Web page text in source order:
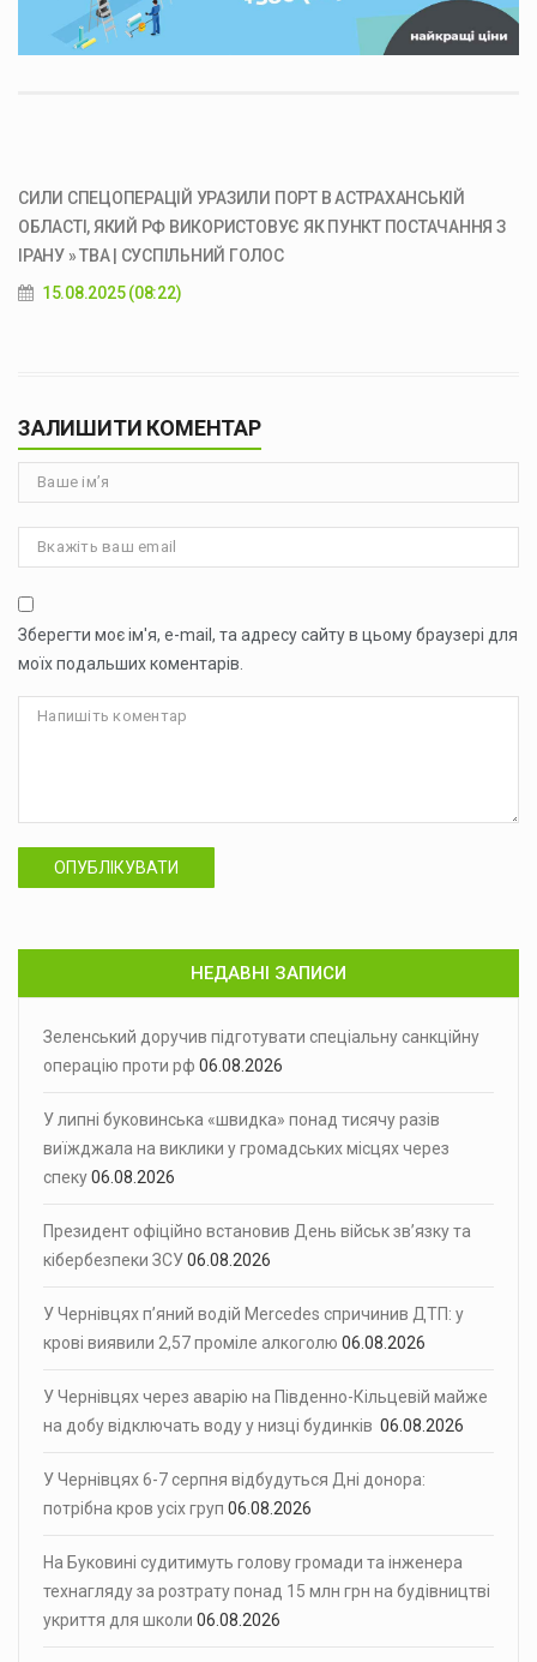
СИЛИ СПЕЦОПЕРАЦІЙ УРАЗИЛИ ПОРТ В АСТРАХАНСЬКІЙ
ОБЛАСТІ, ЯКИЙ РФ ВИКОРИСТОВУЄ ЯК ПУНКТ ПОСТАЧАННЯ З
ІРАНУ » ТВА | СУСПІЛЬНИЙ ГОЛОС
15.08.2025 (08:22)
ЗАЛИШИТИ КОМЕНТАР
Зберегти моє ім'я, e-mail, та адресу сайту в цьому браузері для
моїх подальших коментарів.
ОПУБЛІКУВАТИ
НЕДАВНІ ЗАПИСИ
Зеленський доручив підготувати спеціальну санкційну
операцію проти рф 06.08.2026
У липні буковинська «швидка» понад тисячу разів
виїжджала на виклики у громадських місцях через
спеку06.08.2026
Президент офіційно встановив День військ зв’язку та
кібербезпеки ЗСУ06.08.2026
У Чернівцях п’яний водій Mercedes спричинив ДТП: у
крові виявили 2,57 проміле алкоголю 06.08.2026
У Чернівцях через аварію на Південно-Кільцевій майже
на добу відключать воду у низці будинків 06.08.2026
У Чернівцях 6-7 серпня відбудуться Дні донора:
потрібна кров усіх груп 06.08.2026
На Буковині судитимуть голову громади та інженера
технагляду за розтрату понад 15 млн грн на будівництві
укриття для школи 06.08.2026